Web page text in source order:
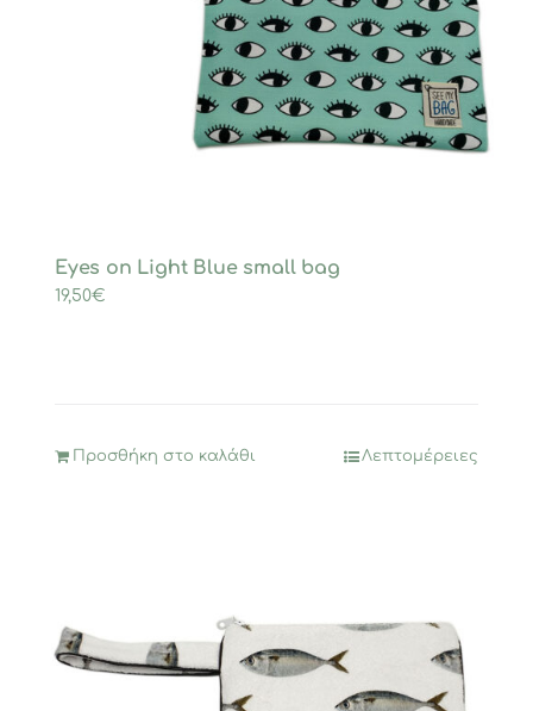
Eyes on Light Blue small bag
19,50€
Προσθήκη στο καλάθι Λεπτομέρειες